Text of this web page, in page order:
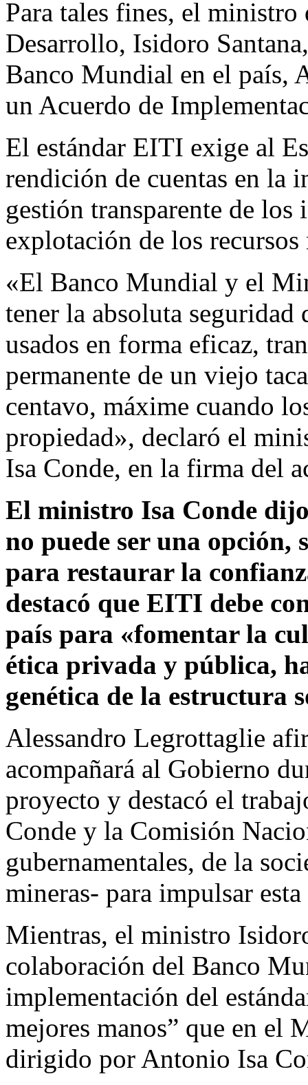
Para tales fines, el
Desarrollo, Isidoro
Banco Mundial en el país,
un Acuerdo de
El estándar EITI exige al
rendición de cuentas en la
gestión transparente de los
explotación de los recursos
«El Banco Mundial y el
tener la absoluta seguridad
usados en forma eficaz,
permanente de un viejo
centavo, máxime cuando
propiedad», declaró el
Isa Conde, en la firma del
El ministro Isa Conde
no puede ser una opción,
para restaurar la
destacó que EITI debe
país para «fomentar la
ética privada y pública,
genética de la estructura
Alessandro Legrottaglie
acompañará al Gobierno
proyecto y destacó el
Conde y la Comisión
gubernamentales, de la
mineras- para impulsar
Mientras, el ministro
colaboración del Banco
implementación del
mejores manos” que en el
dirigido por Antonio Isa